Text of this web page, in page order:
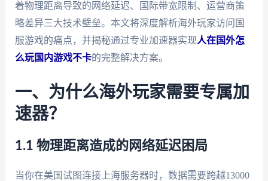
着物理距离导致的网络延迟、国际带宽限制、运营商策
略差异三大技术壁垒。本文将深度解析海外玩家访问国
服游戏的痛点，并揭秘通过专业加速器实现人在国外怎
么玩国内游戏不卡的完整解决方案。
一、为什么海外玩家需要专属加
速器？
1.1 物理距离造成的网络延迟困局
当你在美国试图连接上海服务器时，数据需要跨越13000